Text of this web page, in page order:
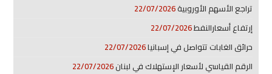
تراجع الأسهم الأوروبية22/07/2026
إرتفاع أسعارالنفط22/07/2026
حرائق الغابات تتواصل في إسبانيا22/07/2026
الرقم القياسي لأسعار الإستهلاك في لبنان22/07/2026